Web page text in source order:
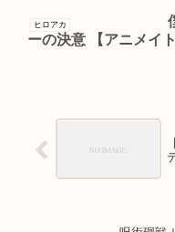
ヒロアカ
ーの決意 【アニメイト